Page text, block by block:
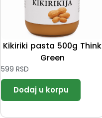
Kikiriki pasta 500g Think
Green
599 RSD